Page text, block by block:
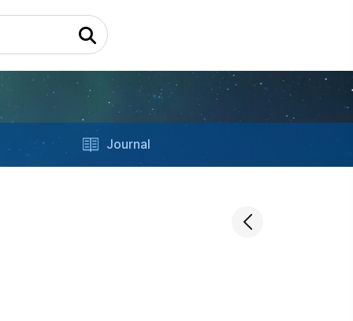
Journal